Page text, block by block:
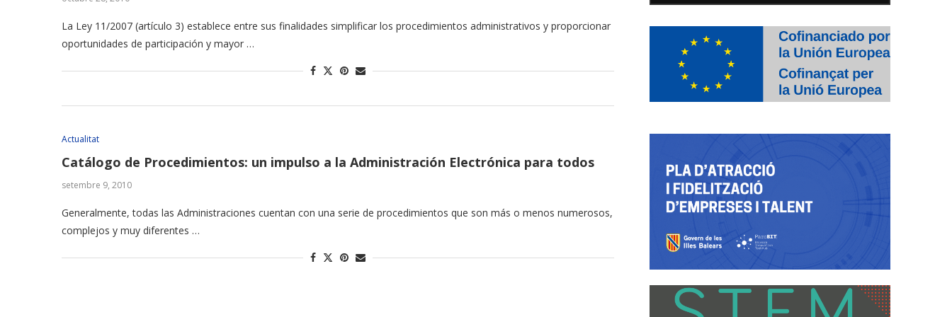
La Ley 11/2007 (artículo 3) establece entre sus finalidades simplificar los procedimientos administrativos y proporcionar
oportunidades de participación y mayor …
Actualitat
Catálogo de Procedimientos: un impulso a la Administración Electrónica para todos
setembre 9, 2010
Generalmente, todas las Administraciones cuentan con una serie de procedimientos que son más o menos numerosos,
complejos y muy diferentes …